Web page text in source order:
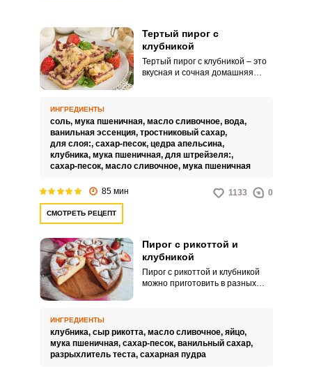
Тертый пирог с
клубникой
Тертый пирог с клубникой – это
вкусная и сочная домашняя
ИНГРЕДИЕНТЫ
соль, мука пшеничная, масло сливочное, вода,
ванильная эссенция, тростниковый сахар,
для слоя:, сахар-песок, цедра апельсина,
клубника, мука пшеничная, для штрейзеля:,
сахар-песок, масло сливочное, мука пшеничная
85 мин 1133 0
СМОТРЕТЬ РЕЦЕПТ
Пирог с рикоттой и
клубникой
Пирог с рикоттой и клубникой
можно приготовить в разных
количеством муки, яйцом,
сливочным маслом, сахаром и
разрыхлителем, что текстуру
пирога сделает нежной и
ИНГРЕДИЕНТЫ
клубника, сыр рикотта, масло сливочное, яйцо,
мука пшеничная, сахар-песок, ванильный сахар,
разрыхлитель теста, сахарная пудра